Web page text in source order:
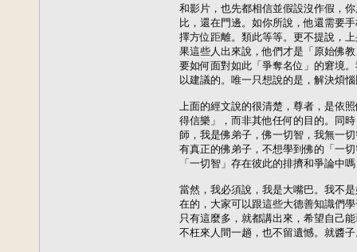
和影片，也先都相信並假設沒作假，
比，還在門邊。如你所說，他還需要
擇方位距離。類此等等。更不提說，
果這些人出來說，他們才是「原始佛
要如何面對如此「爭奪名位」的窘境
以建議的。唯一只想說的是，解決煩
上面的經文說的很清楚，尊者，是依
得信樂」，而非其他任何的目的。同
師，我是佛弟子，佛一切智，我無一
有真正的佛弟子，不想學到佛的「一
「一切智」存在彼此的排擠和爭論中
當然，我必須說，我是大嘴巴。我不
在的，大家可以跟這些大德善知識們
只有這麼多，就都講出來，希望自己
不枉來人間一趟，也不留遺憾。就醬